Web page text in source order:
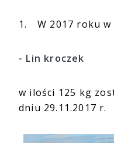
1. W 2017 roku
- Lin kroczek
w ilości 125 kg
dniu 29.11.2017 r.